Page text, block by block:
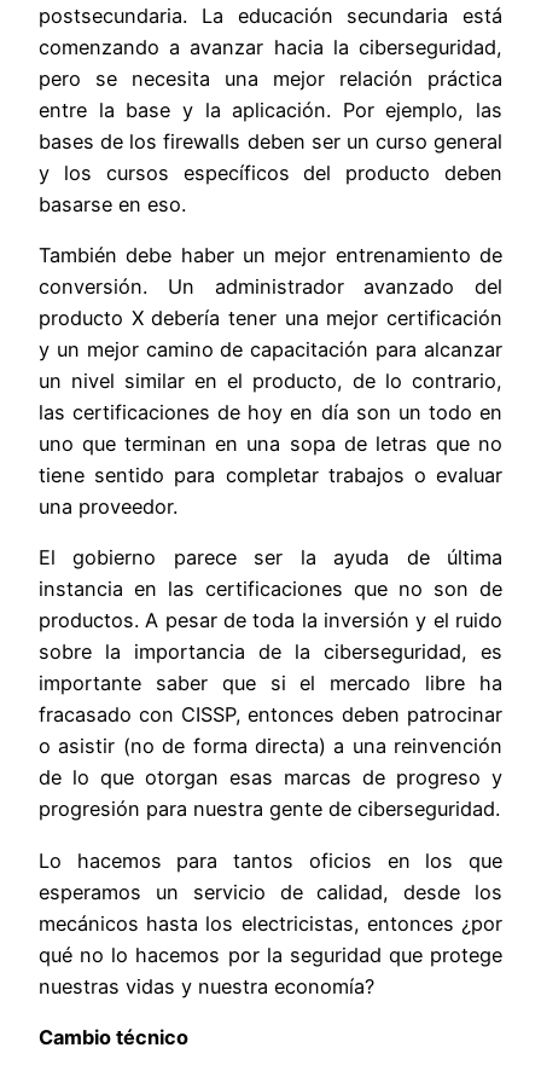
postsecundaria. La educación secundaria está
comenzando a avanzar hacia la ciberseguridad,
pero se necesita una mejor relación práctica
entre la base y la aplicación. Por ejemplo, las
bases de los firewalls deben ser un curso general
y los cursos específicos del producto deben
basarse en eso.
También debe haber un mejor entrenamiento de
conversión. Un administrador avanzado del
producto X debería tener una mejor certificación
y un mejor camino de capacitación para alcanzar
un nivel similar en el producto, de lo contrario,
las certificaciones de hoy en día son un todo en
uno que terminan en una sopa de letras que no
tiene sentido para completar trabajos o evaluar
una proveedor.
El gobierno parece ser la ayuda de última
instancia en las certificaciones que no son de
productos. A pesar de toda la inversión y el ruido
sobre la importancia de la ciberseguridad, es
importante saber que si el mercado libre ha
fracasado con CISSP, entonces deben patrocinar
o asistir (no de forma directa) a una reinvención
de lo que otorgan esas marcas de progreso y
progresión para nuestra gente de ciberseguridad.
Lo hacemos para tantos oficios en los que
esperamos un servicio de calidad, desde los
mecánicos hasta los electricistas, entonces ¿por
qué no lo hacemos por la seguridad que protege
nuestras vidas y nuestra economía?
Cambio técnico